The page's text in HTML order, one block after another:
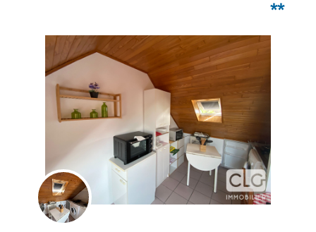
CLIQUER ICI POUR AGRANDIR
**